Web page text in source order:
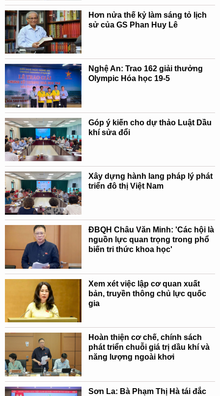
Hơn nửa thế kỷ làm sáng tỏ lịch
sử của GS Phan Huy Lê
Nghệ An: Trao 162 giải thưởng
Olympic Hóa học 19-5
Góp ý kiến cho dự thảo Luật Dầu
khí sửa đổi
Xây dựng hành lang pháp lý phát
triển đô thị Việt Nam
ĐBQH Châu Văn Minh: 'Các hội là
nguồn lực quan trọng trong phổ
biến tri thức khoa học'
Xem xét việc lập cơ quan xuất
bản, truyền thông chủ lực quốc
gia
Hoàn thiện cơ chế, chính sách
phát triển chuỗi giá trị dầu khí và
năng lượng ngoài khơi
Sơn La: Bà Phạm Thị Hà tái đắc